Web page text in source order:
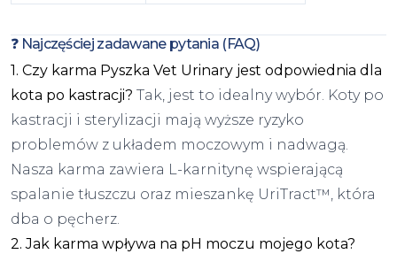
❓ Najczęściej zadawane pytania (FAQ)
1. Czy karma Pyszka Vet Urinary jest odpowiednia dla
kota po kastracji? Tak, jest to idealny wybór. Koty po
kastracji i sterylizacji mają wyższe ryzyko
problemów z układem moczowym i nadwagą.
Nasza karma zawiera L-karnitynę wspierającą
spalanie tłuszczu oraz mieszankę UriTract™, która
dba o pęcherz.
2. Jak karma wpływa na pH moczu mojego kota?